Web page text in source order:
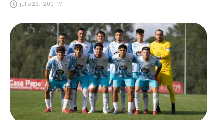
julio 29, 12:00 PM